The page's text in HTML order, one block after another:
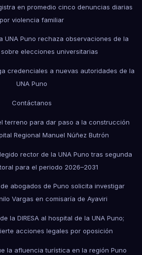
en promedio cinco denuncias diarias
por violencia familiar
UNA Puno rechaza observaciones de la
elecciones universitarias
credenciales a nuevas autoridades de la
UNA Puno
Contáctanos
terreno para dar paso a la construcción
Regional Manuel Núñez Butrón
rector de la UNA Puno tras segunda
para el periodo 2026–2031
abogados de Puno solicita investigar
Vargas en comisaría de Ayaviri
la DIRESA al hospital de la UNA Puno;
acciones legales por oposición
la afluencia turística en la región Puno